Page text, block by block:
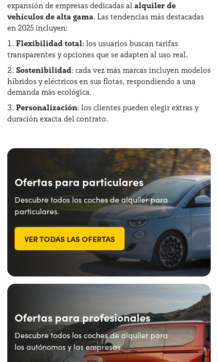
expansión de empresas dedicadas al alquiler de
vehículos de alta gama. Las tendencias más destacadas
en 2025 incluyen:
Flexibilidad total: los usuarios buscan tarifas
transparentes y opciones que se adapten al uso real.
Sostenibilidad: cada vez más marcas incluyen modelos
híbridos y eléctricos en sus flotas, respondiendo a una
demanda más ecológica.
Personalización: los clientes pueden elegir extras y
duración exacta del contrato.
Ofertas para particulares
Descubre todos los coches de alquiler para
particulares.
VER TODAS LAS OFERTAS
Ofertas para profesionales
Descubre todos los coches de alquiler para
los autónomos y las empresas.